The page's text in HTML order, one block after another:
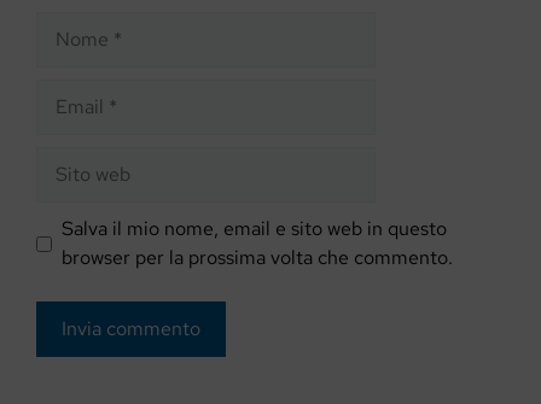
web
Salva il mio nome, email e sito web in questo
browser per la prossima volta che commento.